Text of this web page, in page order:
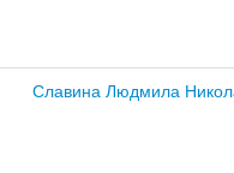
Славина Людмила